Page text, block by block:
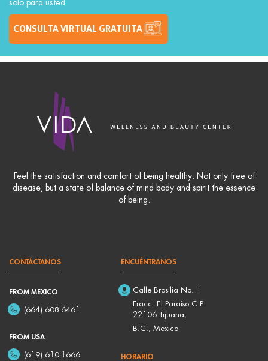
CONSULTA VIRTUAL GRATUITA
Feel the satisfaction and comfort of being healthy. Not only free of
disease, but a state of balance of mind body and spirit the essence
of being.
CONTÁCTANOS
FROM MEXICO
(664) 608-6461
FROM USA
(619) 610-1666
ENCUÉNTRANOS
Calle Brasilia No. 1
Fracc. El Paraíso C.P.
22106 Tijuana,
B.C., Mexico
HORARIO